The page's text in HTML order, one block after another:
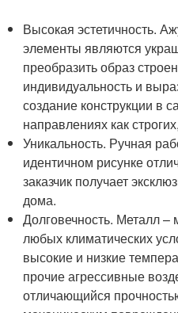
Высокая эстетичность.
элементы являются
преобразить образ
индивидуальность и
создание конструкции в
направлениях как
Уникальность. Ручная
идентичном рисунке
заказчик получает
дома.
Долговечность. Металл
любых климатических
высокие и низкие
прочие агрессивные
отличающийся